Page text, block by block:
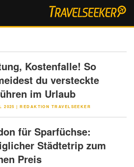
Kostenfalle! So
du versteckte
im Urlaub
2025 |REDAKTION TRAVELSEEKER
für Sparfüchse:
Städtetrip zum
Preis